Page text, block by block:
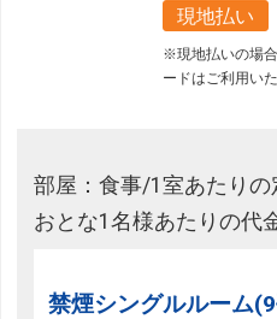
現地払い
※現地払いの場
ードはご利用い
部屋：食事/1室あたりの
おとな1名様あたりの代
禁煙シングルルーム